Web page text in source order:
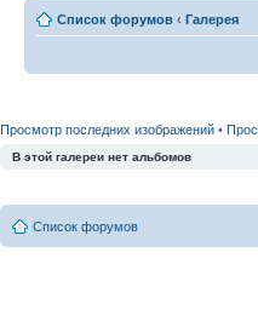
Список форумов ‹ Галерея
Просмотр последних изображений •
В этой галереи нет альбомов
Список форумов